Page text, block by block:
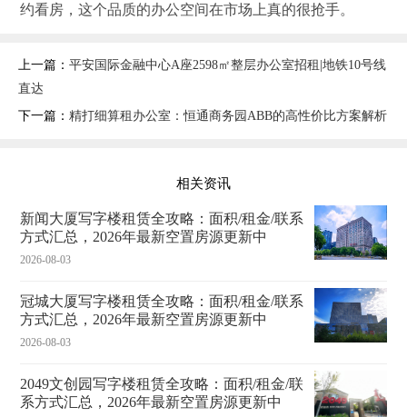
约看房，这个品质的办公空间在市场上真的很抢手。
上一篇： 平安国际金融中心A座2598㎡整层办公室招租|地铁10号线
直达
下一篇： 精打细算租办公室：恒通商务园ABB的高性价比方案解析
相关资讯
新闻大厦写字楼租赁全攻略：面积/租金/联系
方式汇总，2026年最新空置房源更新中
2026-08-03
冠城大厦写字楼租赁全攻略：面积/租金/联系
方式汇总，2026年最新空置房源更新中
2026-08-03
2049文创园写字楼租赁全攻略：面积/租金/联
系方式汇总，2026年最新空置房源更新中